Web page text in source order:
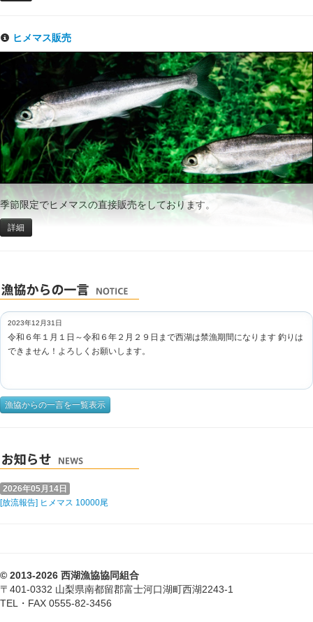
ヒメマス販売
季節限定でヒメマスの直接販売をしております。
詳細
2023年12月31日
令和６年１月１日～令和６年２月２９日まで西湖は禁漁期間になります 釣りは
できません！よろしくお願いします。
漁協からの一言を一覧表示
2026年05月14日
[放流報告] ヒメマス 10000尾
© 2013-2026 西湖漁協協同組合
〒401-0332 山梨県南都留郡富士河口湖町西湖2243-1
TEL・FAX 0555-82-3456